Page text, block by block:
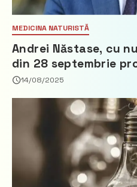
MEDICINA NATURISTĂ
Andrei Năstase, cu
din 28 septembrie
europeană” și 10
14/08/2025